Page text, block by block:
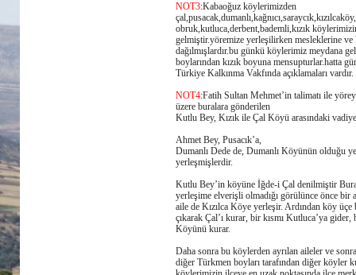
NOT3:Kabaoğuz köylerimizden
çal,pusacak,dumanlı,kağnıcı,saraycık,kızılcaköy,
obruk,kutluca,derbent,bademli,kızık
gelmiştir.yöremize yerleşilirken mesleklerine ve
dağılmışlardır.bu günkü köylerimiz meydana
boylarından kızık boyuna mensupturlar.hatta
Türkiye Kalkınma Vakfında açıklamaları vardır.
NOT4:Fatih Sultan Mehmet’in talimatı ile
üzere buralara gönderilen
Kutlu Bey, Kızık ile Çal Köyü arasındaki
Ahmet Bey, Pusacık’a,
Dumanlı Dede de, Dumanlı Köyünün olduğu
yerleşmişlerdir.
Kutlu Bey’in köyüne İğde-i Çal denilmiştir
yerleşime elverişli olmadığı görülünce önce bir
aile de Kızılca Köye yerleşir. Ardından köy
çıkarak Çal’ı kurar, bir kısmı Kutluca’ya
Köyünü kurar.
Daha sonra bu köylerden ayrılan aileler ve
diğer Türkmen boyları tarafından diğer köyler